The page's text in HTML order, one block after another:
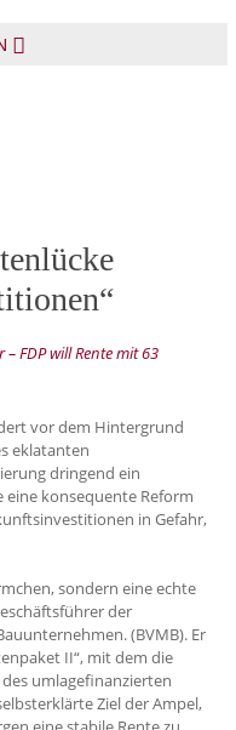
FDP will Rente mit 63
vor dem Hintergrund
eklatanten
dringend ein
konsequente Reform
in Gefahr,
sondern eine echte
der
(BVMB). Er
II“, mit dem die
umlagefinanzierten
Ziel der Ampel,